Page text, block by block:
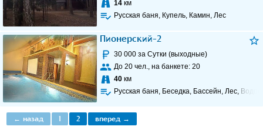
14 км
Русская баня, Купель, Камин, Лес
Пионерский-2
30 000 за Сутки (выходные)
До 20 чел., на банкете: 20
40 км
Русская баня, Беседка, Бассейн, Лес,
← назад 1 2 вперед →